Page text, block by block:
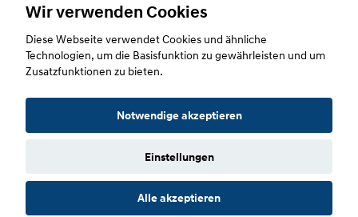
erforderlich.
Zustimmen
Copyright © 2026. Autohaus Scherhag
Datenschutz Impressum
Wir verwenden Cookies
Diese Webseite verwendet Cookies und ähnliche
Technologien, um die Basisfunktion zu gewährleisten und um
Zusatzfunktionen zu bieten.
Notwendige akzeptieren
Einstellungen
Alle akzeptieren